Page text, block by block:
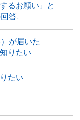
るお願い」と
答...
が届いた
りたい
たい